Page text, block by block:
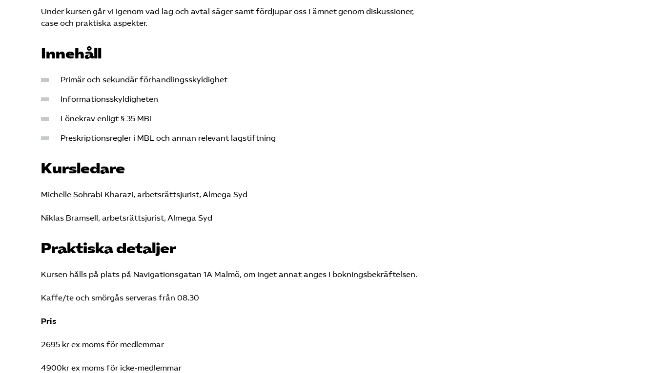
Under kursen går vi igenom vad lag och avtal säger samt fördjupar oss i ämnet genom diskussioner,
case och praktiska aspekter.
Innehåll
Primär och sekundär förhandlingsskyldighet
Informationsskyldigheten
Lönekrav enligt § 35 MBL
Preskriptionsregler i MBL och annan relevant lagstiftning
Kursledare
Michelle Sohrabi Kharazi, arbetsrättsjurist, Almega Syd
Niklas Bramsell, arbetsrättsjurist, Almega Syd
Praktiska detaljer
Kursen hålls på plats på Navigationsgatan 1A Malmö, om inget annat anges i bokningsbekräftelsen.
Kaffe/te och smörgås serveras från 08.30
Pris
2695 kr ex moms för medlemmar
4900kr ex moms för icke-medlemmar